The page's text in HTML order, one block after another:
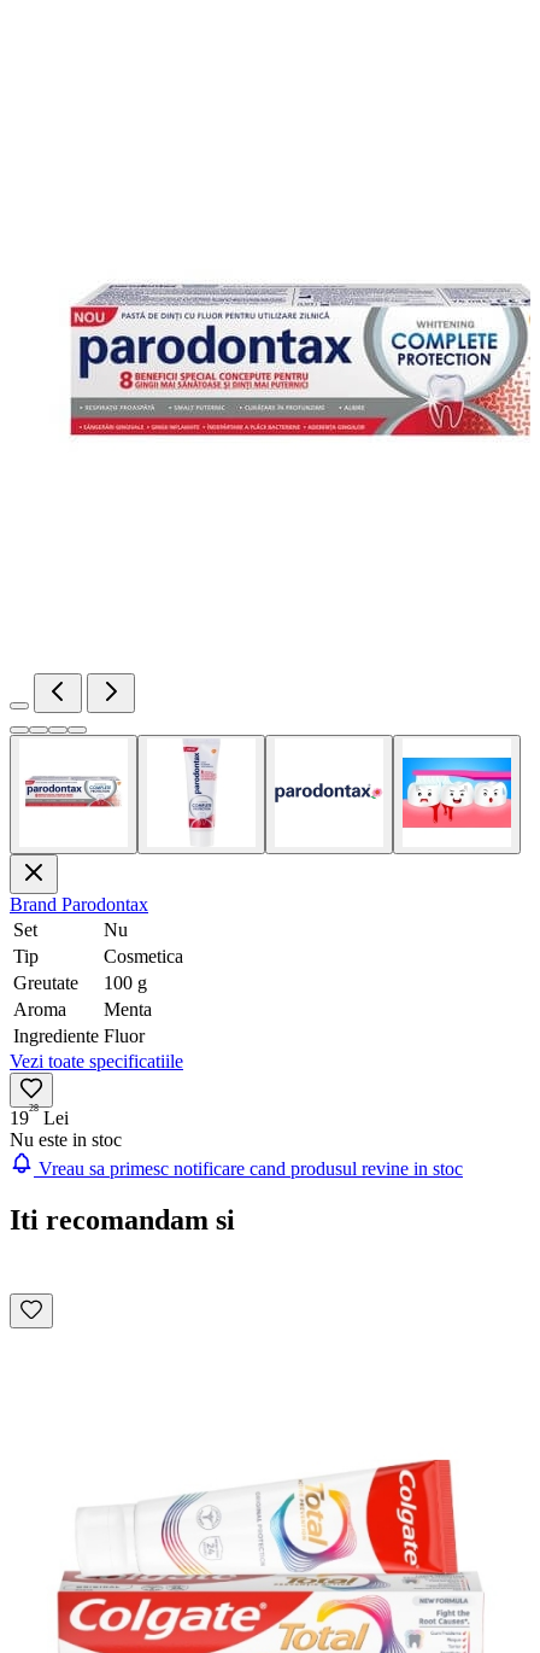
Brand Parodontax
Set
Nu
Tip
Cosmetica
Greutate
100 g
Aroma
Menta
Ingrediente Fluor
Vezi toate specificatiile
1928 Lei
Nu este in stoc
Vreau sa primesc notificare cand produsul revine in stoc
Iti recomandam si